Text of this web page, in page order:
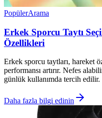
PopülerArama
Erkek Sporcu Taytı
Özellikleri
Erkek sporcu taytları, hareket
performansı artırır. Nefes
günlük kullanımda tercih edilir.
Daha fazla bilgi edinin